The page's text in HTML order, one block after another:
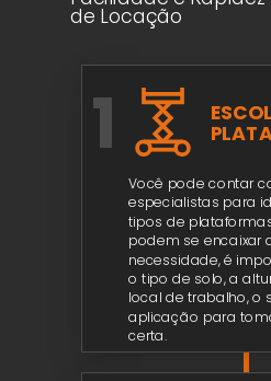
de Locação
Você pode contar
especialistas para
tipos de
podem se encaixar
necessidade, é
o tipo de solo, a
local de trabalho, o
aplicação para
certa.
1